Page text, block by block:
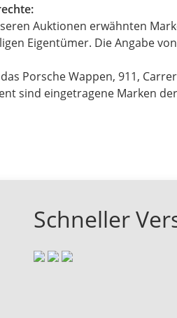
Auktionen erwähnten
Eigentümer. Die Angabe
Porsche Wappen, 911,
sind eingetragene Marken der
Schneller